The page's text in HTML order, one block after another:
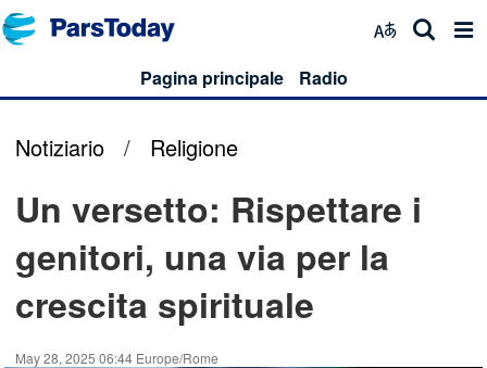
Pagina principale Radio
Notiziario / Religione
Un versetto: Rispettare i
genitori, una via per la
crescita spirituale
May 28, 2025 06:44 Europe/Rome